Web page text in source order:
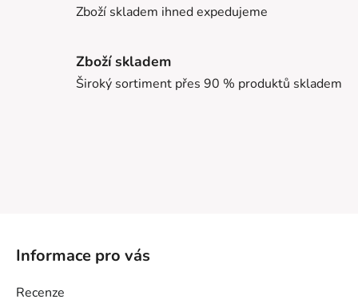
Zboží skladem ihned expedujeme
Zboží skladem
Široký sortiment přes 90 % produktů skladem
Informace pro vás
Recenze